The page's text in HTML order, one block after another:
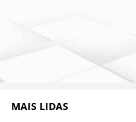
MAIS LIDAS